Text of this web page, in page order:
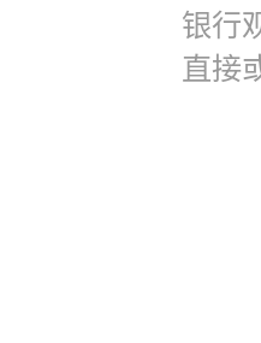
银行
直接